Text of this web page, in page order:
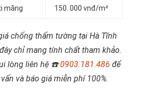
măng
150. 000 vnđ/m²
chống thấm tường tại Hà Tĩnh
chỉ mang tính chất tham khảo.
lòng liên hệ ☎️0903.181.486 để
và báo giá miễn phí 100%.